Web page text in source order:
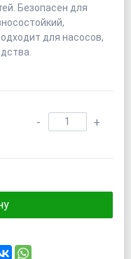
Безопасен для
для насосов,
- +